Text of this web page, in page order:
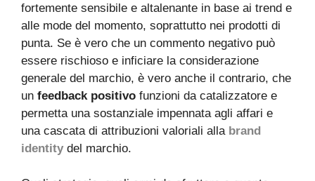
fortemente sensibile e altalenante in base ai trend e
alle mode del momento, soprattutto nei prodotti di
punta. Se è vero che un commento negativo può
essere rischioso e inficiare la considerazione
generale del marchio, è vero anche il contrario, che
un feedback positivo funzioni da catalizzatore e
permetta una sostanziale impennata agli affari e
una cascata di attribuzioni valoriali alla brand
identity del marchio.